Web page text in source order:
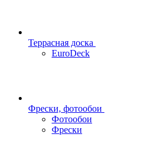
Террасная доска
EuroDeck
Фрески, фотообои
Фотообои
Фрески